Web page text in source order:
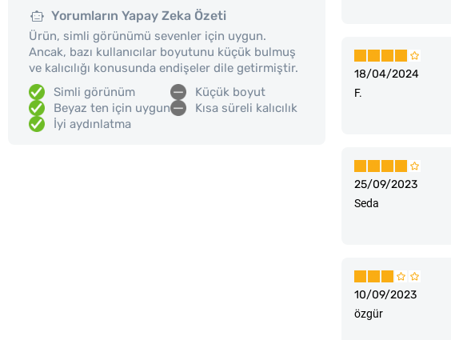
Yorumların Yapay Zeka Özeti
Ürün, simli görünümü sevenler için uygun.
Ancak, bazı kullanıcılar boyutunu küçük bulmuş
ve kalıcılığı konusunda endişeler dile getirmiştir.
Simli görünüm
Beyaz ten için uygun
İyi aydınlatma
Küçük boyut
Kısa süreli kalıcılık
18/04/2024
F.
25/09/2023
Seda
10/09/2023
özgür